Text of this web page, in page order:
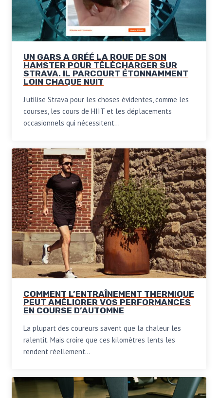
UN GARS A GRÉÉ LA ROUE DE SON
HAMSTER POUR TÉLÉCHARGER SUR
STRAVA. IL PARCOURT ÉTONNAMMENT
LOIN CHAQUE NUIT
J’utilise Strava pour les choses évidentes, comme les
courses, les cours de HIIT et les déplacements
occasionnels qui nécessitent…
COMMENT L’ENTRAÎNEMENT THERMIQUE
PEUT AMÉLIORER VOS PERFORMANCES
EN COURSE D’AUTOMNE
La plupart des coureurs savent que la chaleur les
ralentit. Mais croire que ces kilomètres lents les
rendent réellement…